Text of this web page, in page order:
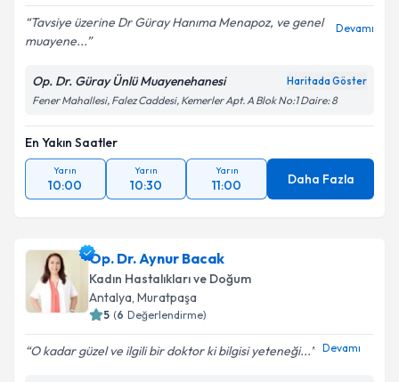
Tavsiye üzerine Dr Güray Hanıma Menapoz, ve genel
muayene...
Devamı
Op. Dr. Güray Ünlü Muayenehanesi Haritada Göster
Fener Mahallesi, Falez Caddesi, Kemerler Apt. A Blok No:1 Daire: 8
En Yakın Saatler
Yarın
10:00
Yarın
10:30
Yarın
11:00 Daha Fazla
Op. Dr. Aynur Bacak
Kadın Hastalıkları ve Doğum
Antalya, Muratpaşa
5 (6 Değerlendirme)
O kadar güzel ve ilgili bir doktor ki bilgisi yeteneği... Devamı